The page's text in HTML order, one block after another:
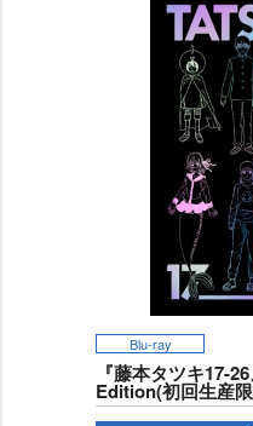
Blu-ray
『藤本タツキ17-
Edition(初回生産